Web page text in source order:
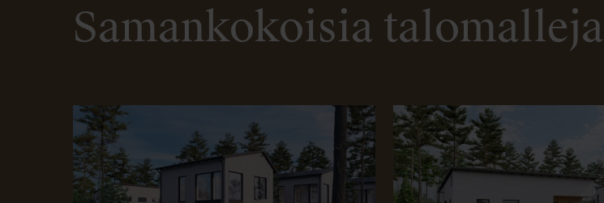
Samankokoisia talomalleja